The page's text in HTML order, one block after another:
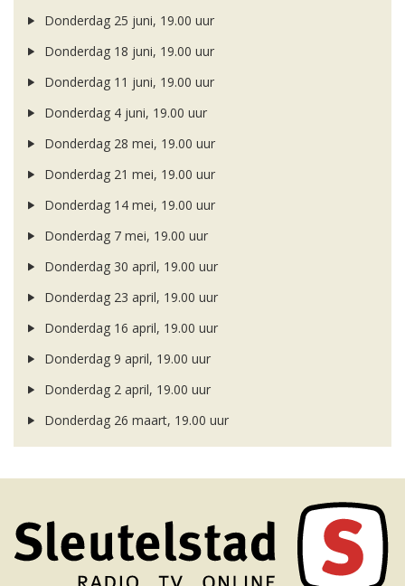
Donderdag 25 juni, 19.00 uur
Donderdag 18 juni, 19.00 uur
Donderdag 11 juni, 19.00 uur
Donderdag 4 juni, 19.00 uur
Donderdag 28 mei, 19.00 uur
Donderdag 21 mei, 19.00 uur
Donderdag 14 mei, 19.00 uur
Donderdag 7 mei, 19.00 uur
Donderdag 30 april, 19.00 uur
Donderdag 23 april, 19.00 uur
Donderdag 16 april, 19.00 uur
Donderdag 9 april, 19.00 uur
Donderdag 2 april, 19.00 uur
Donderdag 26 maart, 19.00 uur